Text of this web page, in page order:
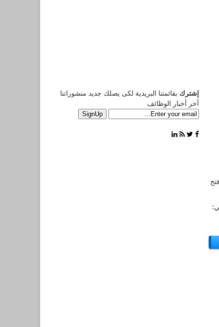
إشترك بقائمتنا البريدية لكى يصلك جديد منشوراتنا
أخر أخبار الوظائف